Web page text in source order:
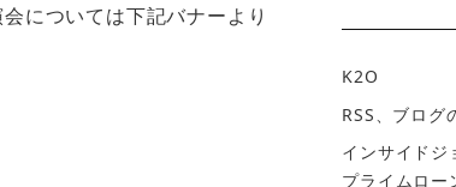
については下記バナーより
K2O
RSS、ブログ
インサイドジ
プライムロー